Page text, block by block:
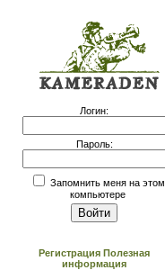
Логин:
Пароль:
Запомнить меня на этом
компьютере
Регистрация Полезная
информация